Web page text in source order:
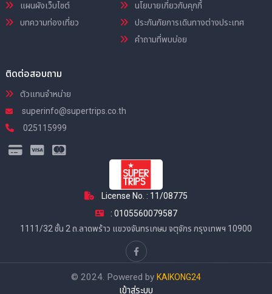
แผนผังเว็บไซต์
บทความท่องเที่ยว
นโยบายเกี่ยวกับคุกกี้
ประกันภัยการเดินทางต่างประเทศ
คำถามที่พบบ่อย
ติดต่อสอบถาม
ตัวแทนจำหน่าย
superinfo@supertrips.co.th
025115999
License No. : 11/08775
: 0105560079587
1111/32 ชั้น 2 ถ.ลาดพร้าว แขวงจันทรเกษม จตุจักร กรุงเทพฯ 10900
© 2024. Powered by KAIKONG24
เข้าสู่ระบบ